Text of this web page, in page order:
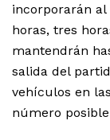
incorporarán al
horas, tres
mantendrán
salida del
vehículos en
número